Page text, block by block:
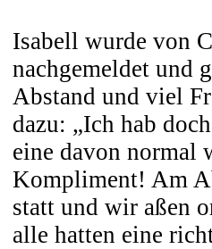
Isabell wurde von
nachgemeldet und
Abstand und viel
dazu: „Ich hab
eine davon normal
Kompliment! Am
statt und wir aßen
alle hatten eine